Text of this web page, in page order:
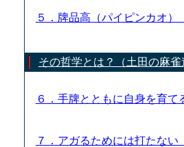
５．牌品高（パイピンカオ）
その哲学とは？（土田の麻雀
６．手牌とともに自身を育
７．アガるためには打たない